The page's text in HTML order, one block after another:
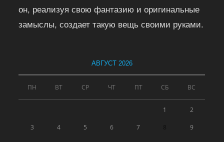
он, реализуя свою фантазию и оригинальные
замыслы, создает такую вещь своими руками.
АВГУСТ 2026
ПН ВТ СР ЧТ ПТ СБ ВС
1 2
3 4 5 6 7 9